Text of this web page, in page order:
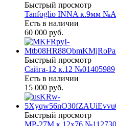
Быстрый просмотр
Tanfoglio INNA к.9мм
Есть в наличии
60 000 руб.
Быстрый просмотр
Сайга-12 к.12 №01405989
Есть в наличии
15 000 руб.
Быстрый просмотр